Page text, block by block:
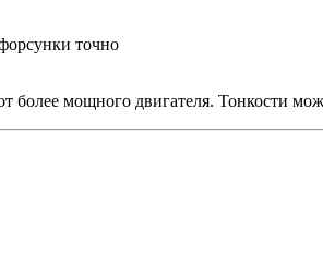
точно
более мощного двигателя. Тонкости